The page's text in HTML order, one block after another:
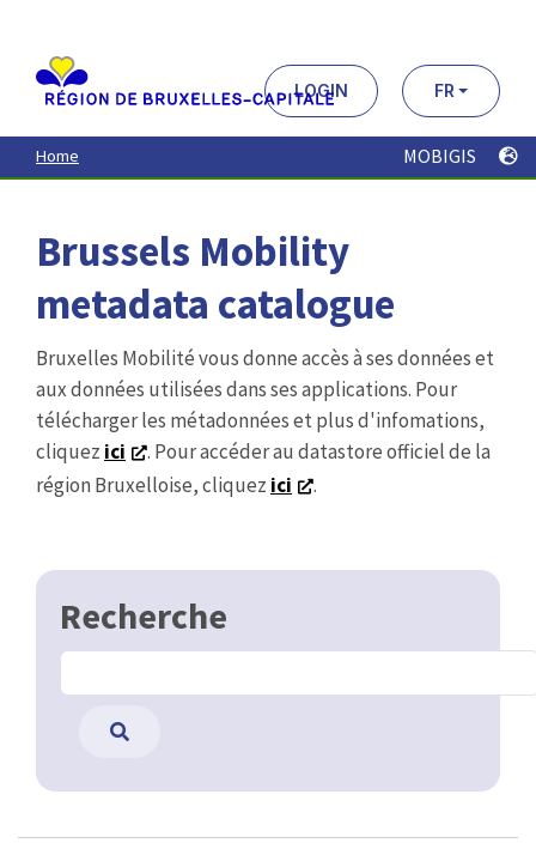
contenu
principal
LOGIN FR
Home MOBIGIS
Brussels Mobility
metadata catalogue
Bruxelles Mobilité vous donne accès à ses données et
aux données utilisées dans ses applications. Pour
télécharger les métadonnées et plus d'infomations,
cliquez ici
. Pour accéder au datastore officiel de la
région Bruxelloise, cliquez ici .
Recherche